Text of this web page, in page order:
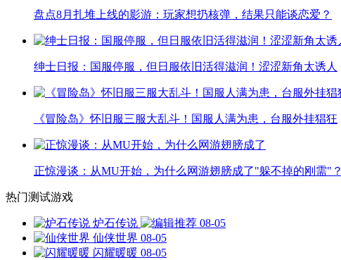
盘点8月扎堆上线的影游：玩家想扔核弹，结果只能谈恋爱？
绅士日报：国服停服，但日服依旧活得滋润！涩涩新角太诱人
《冒险岛》怀旧服三服大乱斗！国服人满为患，台服外挂猖狂
正惊漫谈：从MU开始，为什么网游翅膀成了"躲不掉的刚需"？
热门测试游戏
炉石传说
08-05
仙侠世界 08-05
闪耀暖暖 08-05